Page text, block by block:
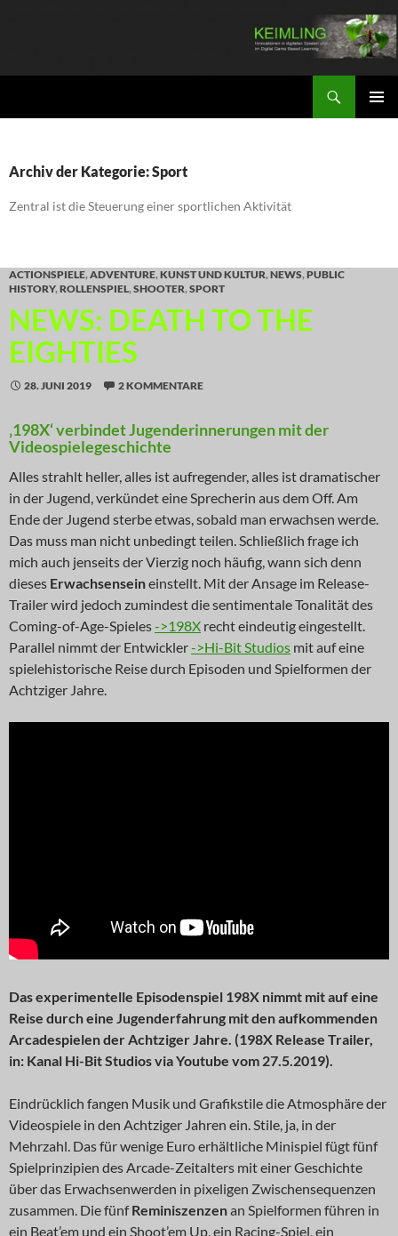
Archiv der Kategorie: Sport
Zentral ist die Steuerung einer sportlichen Aktivität
ACTIONSPIELE,ADVENTURE,KUNST UND KULTUR,NEWS,PUBLIC
HISTORY,ROLLENSPIEL,SHOOTER,SPORT
NEWS: DEATH TO THE
EIGHTIES
28. JUNI 2019 2 KOMMENTARE
‚198X‘ verbindet Jugenderinnerungen mit der
Videospielegeschichte
Alles strahlt heller, alles ist aufregender, alles ist dramatischer
in der Jugend, verkündet eine Sprecherin aus dem Off. Am
Ende der Jugend sterbe etwas, sobald man erwachsen werde.
Das muss man nicht unbedingt teilen. Schließlich frage ich
mich auch jenseits der Vierzig noch häufig, wann sich denn
dieses Erwachsenseineinstellt. Mit der Ansage im Release-
Trailer wird jedoch zumindest die sentimentale Tonalität des
Coming-of-Age-Spieles->198X recht eindeutig eingestellt.
Parallel nimmt der Entwickler->Hi-Bit Studios mit auf eine
spielehistorische Reise durch Episoden und Spielformen der
Achtziger Jahre.
Das experimentelle Episodenspiel 198X nimmt mit auf eine
Reise durch eine Jugenderfahrung mit den aufkommenden
Arcadespielen der Achtziger Jahre. (198X Release Trailer,
in: Kanal Hi-Bit Studios via Youtube vom 27.5.2019).
Eindrücklich fangen Musik und Grafikstile die Atmosphäre der
Videospiele in den Achtziger Jahren ein. Stile, ja, in der
Mehrzahl. Das für wenige Euro erhältliche Minispiel fügt fünf
Spielprinzipien des Arcade-Zeitalters mit einer Geschichte
über das Erwachsenwerden in pixeligen Zwischensequenzen
zusammen. Die fünfReminiszenzenan Spielformen führen in
ein Beat’em und ein Shoot’em Up, ein Racing-Spiel, ein